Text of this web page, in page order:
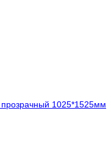
1025*1525мм